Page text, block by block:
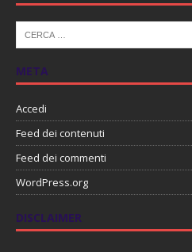
META
Accedi
Feed dei contenuti
Feed dei commenti
WordPress.org
DISCLAIMER